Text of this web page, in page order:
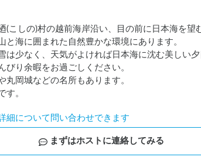
(こしの)村の越前海岸沿い、目の前に日本海を望
と海に囲まれた自然豊かな環境にあります。
は少なく、天気がよければ日本海に沈む美しい夕
びり余暇をお過ごしください。
丸岡城などの名所もあります。
す。
細について問い合わせできます
まずはホストに連絡してみる